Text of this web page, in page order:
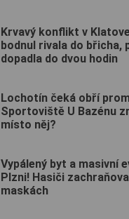
Krvavý konflikt v
bodnul rivala do břicha,
dopadla do dvou hodin
Lochotín čeká obří
Sportoviště U Bazénu
místo něj?
Vypálený byt a masivní
Plzni! Hasiči
maskách